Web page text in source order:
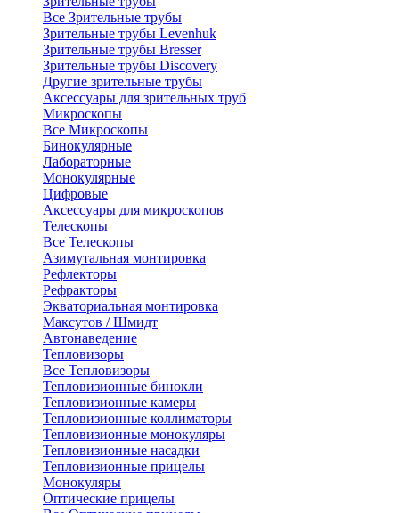
Все Зрительные трубы
Зрительные трубы Levenhuk
Зрительные трубы Bresser
Зрительные трубы Discovery
Другие зрительные трубы
Аксессуары для зрительных труб
Микроскопы
Все Микроскопы
Бинокулярные
Лабораторные
Монокулярные
Цифровые
Аксессуары для микроскопов
Телескопы
Все Телескопы
Азимутальная монтировка
Рефлекторы
Рефракторы
Экваториальная монтировка
Максутов / Шмидт
Автонаведение
Тепловизоры
Все Тепловизоры
Тепловизионные бинокли
Тепловизионные камеры
Тепловизионные коллиматоры
Тепловизионные монокуляры
Тепловизионные насадки
Тепловизионные прицелы
Монокуляры
Оптические прицелы